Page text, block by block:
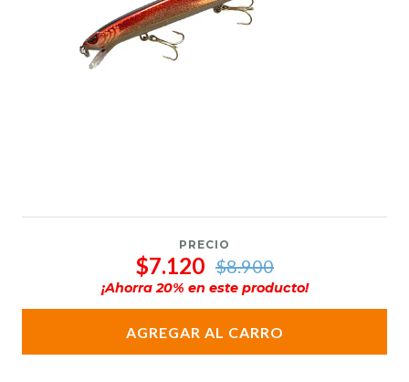
PRECIO
$7.120 $8.900
¡Ahorra20% en este producto!
AGREGAR AL CARRO